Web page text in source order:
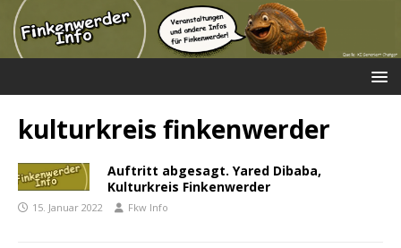
kulturkreis finkenwerder
Auftritt abgesagt. Yared Dibaba,
Kulturkreis Finkenwerder
15. Januar 2022 Fkw Info